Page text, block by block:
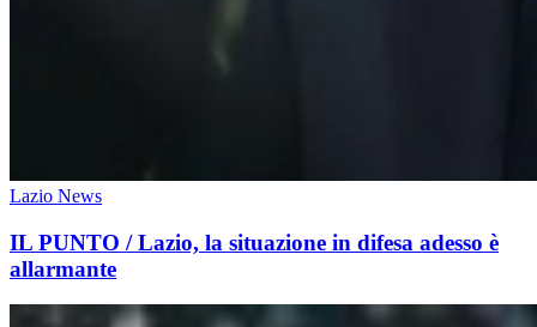
Lazio News
IL PUNTO / Lazio, la situazione in difesa adesso è
allarmante